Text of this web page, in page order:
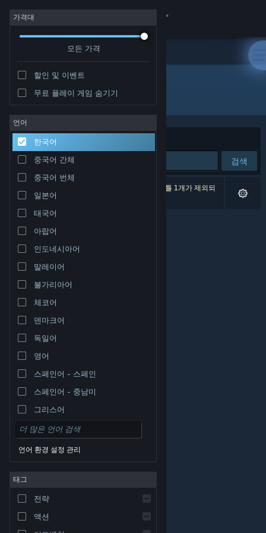
로그인
커뮤니티
정보
지원
언어 변경
Steam 모바일 앱 다운로드
PC 웹사이트 보기
© Valve Corporation. 모든 권리 보유. 모든 상표는 미국
및 기타 국가에서 각각 해당 소유자의 재산입니다.
환불| 쿠키
가격대
모든 가격
할인 및 이벤트
무료 플레이 게임 숨기기
언어
한국어
중국어 간체
중국어 번체
일본어
태국어
아랍어
인도네시아어
말레이어
불가리아어
체코어
덴마크어
독일어
영어
스페인어 - 스페인
스페인어 - 중남미
그리스어
언어 환경 설정 관리
태그
전략
액션
개발자: Highforge Studios
정렬 기준 연관성
검색
검색 결과가 0개 있습니다. 환경 설정에 따라 타이틀 1개가 제외되
었습니다.